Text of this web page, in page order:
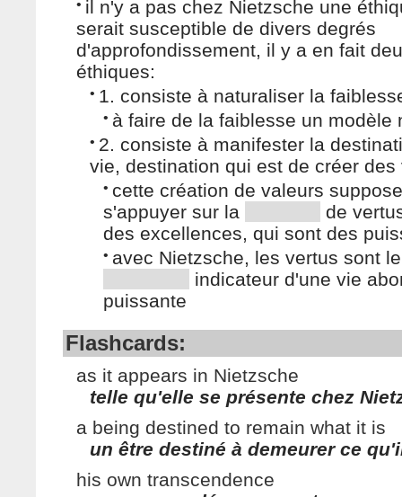
• il n'y a pas chez Nietzsche une
serait susceptible de divers degrés
d'approfondissement, il y a en fait
éthiques:
• 1. consiste à naturaliser la
• à faire de la faiblesse un modèle
• 2. consiste à manifester la
vie, destination qui est de créer des
• cette création de valeurs
s'appuyer sur la
de
des excellences, qui sont des
• avec Nietzsche, les vertus sont le
indicateur d'une vie
puissante
Flashcards:
as it appears in Nietzsche
telle qu'elle se présente chez
a being destined to remain what it is
un être destiné à demeurer ce
his own transcendence